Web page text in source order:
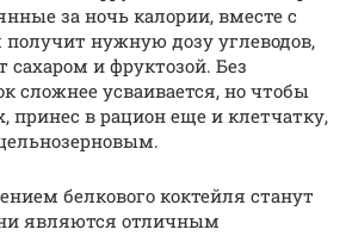
за ночь калории, вместе с
нужную дозу углеводов,
сахаром и фруктозой. Без
сложнее усваивается, но чтобы
принес в рацион еще и клетчатку,
белкового коктейля станут
являются отличным